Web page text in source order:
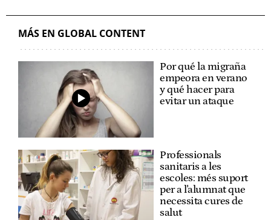
MÁS EN GLOBAL CONTENT
Por qué la migraña
empeora en verano
y qué hacer para
evitar un ataque
Professionals
sanitaris a les
escoles: més suport
per a l'alumnat que
necessita cures de
salut